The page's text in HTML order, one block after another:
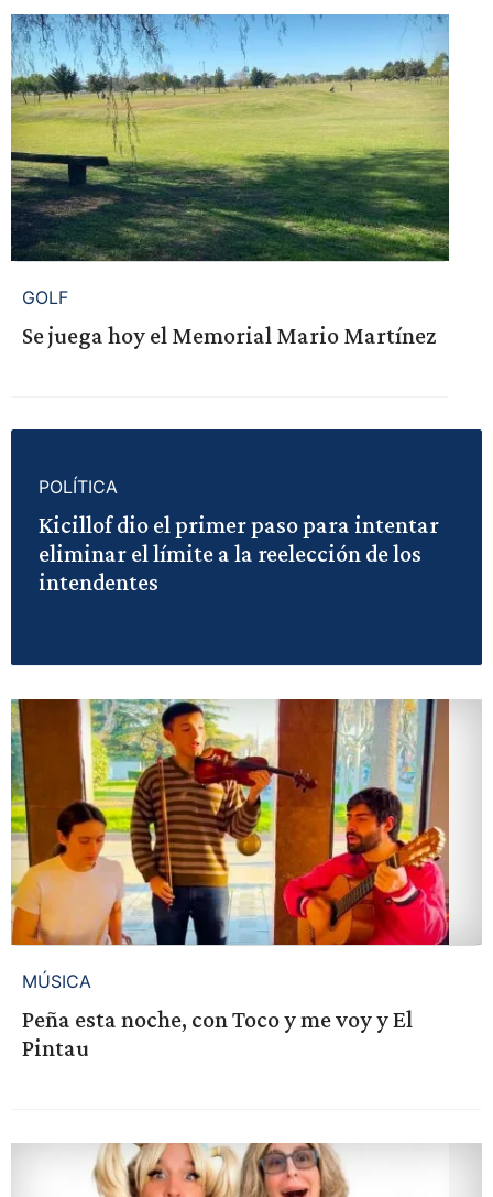
GOLF
Se juega hoy el Memorial Mario Martínez
POLÍTICA
Kicillof dio el primer paso para intentar
eliminar el límite a la reelección de los
intendentes
MÚSICA
Peña esta noche, con Toco y me voy y El
Pintau